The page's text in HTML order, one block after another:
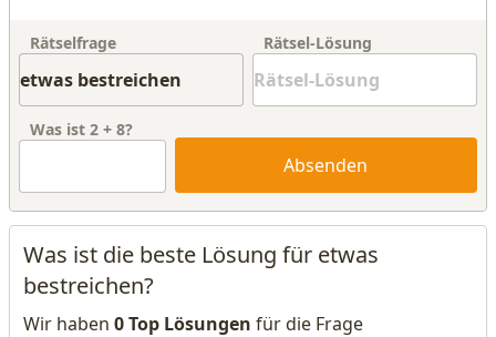
Rätselfrage Rätsel-Lösung
Was ist 2 + 8?
Absenden
Was ist die beste Lösung für etwas
bestreichen?
Wir haben 0 Top Lösungen für die Frage